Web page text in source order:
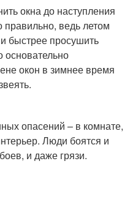
окна до наступления
ведь летом
быстрее просушить
основательно
окон в зимнее время
опасений – в комнате,
Люди боятся и
и даже грязи.